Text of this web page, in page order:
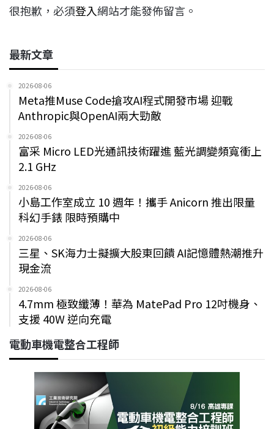
很抱歉，必須登入網站才能發佈留言。
最新文章
2026-08-06
Meta推Muse Code搶攻AI程式開發市場 迎戰
Anthropic與OpenAI兩大勁敵
2026-08-06
富采 Micro LED光通訊技術躍進 藍光調變頻寬衝上
2.1 GHz
2026-08-06
小島工作室成立 10 週年！攜手 Anicorn 推出限量
科幻手錶 限時預購中
2026-08-06
三星、SK海力士擬擴大股東回饋 AI記憶體熱潮推升
現金流
2026-08-06
4.7mm 極致纖薄！華為 MatePad Pro 12吋機身、
支援 40W 逆向充電
電動車機電整合工程師